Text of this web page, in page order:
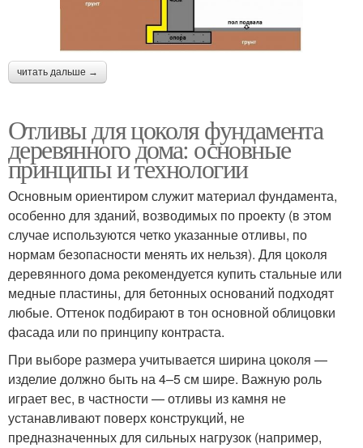
читать дальше →
Отливы для цоколя фундамента
деревянного дома: основные
принципы и технологии
Основным ориентиром служит материал фундамента,
особенно для зданий, возводимых по проекту (в этом
случае используются четко указанные отливы, по
нормам безопасности менять их нельзя). Для цоколя
деревянного дома рекомендуется купить стальные или
медные пластины, для бетонных оснований подходят
любые. Оттенок подбирают в тон основной облицовки
фасада или по принципу контраста.
При выборе размера учитывается ширина цоколя —
изделие должно быть на 4–5 см шире. Важную роль
играет вес, в частности — отливы из камня не
устанавливают поверх конструкций, не
предназначенных для сильных нагрузок (например,